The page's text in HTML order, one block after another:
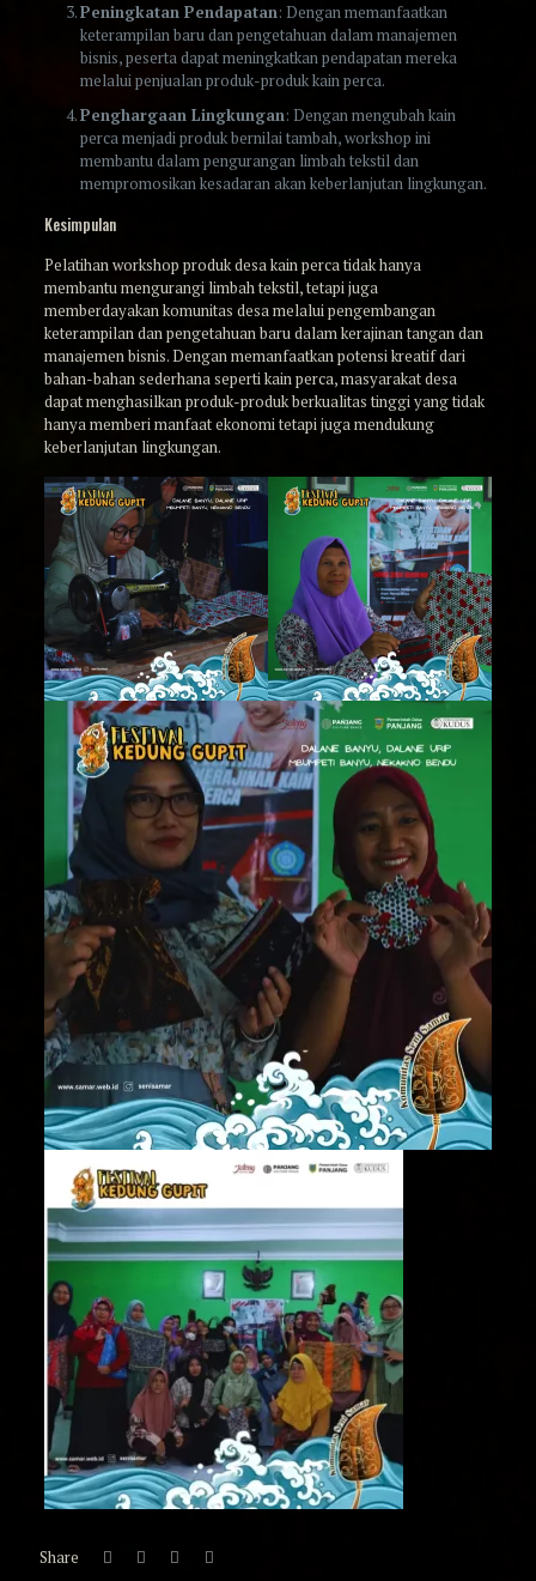
Peningkatan Pendapatan: Dengan memanfaatkan
keterampilan baru dan pengetahuan dalam manajemen
bisnis, peserta dapat meningkatkan pendapatan mereka
melalui penjualan produk-produk kain perca.
Penghargaan Lingkungan: Dengan mengubah kain
perca menjadi produk bernilai tambah, workshop ini
membantu dalam pengurangan limbah tekstil dan
mempromosikan kesadaran akan keberlanjutan lingkungan.
Kesimpulan
Pelatihan workshop produk desa kain perca tidak hanya
membantu mengurangi limbah tekstil, tetapi juga
memberdayakan komunitas desa melalui pengembangan
keterampilan dan pengetahuan baru dalam kerajinan tangan dan
manajemen bisnis. Dengan memanfaatkan potensi kreatif dari
bahan-bahan sederhana seperti kain perca, masyarakat desa
dapat menghasilkan produk-produk berkualitas tinggi yang tidak
hanya memberi manfaat ekonomi tetapi juga mendukung
keberlanjutan lingkungan.
Share